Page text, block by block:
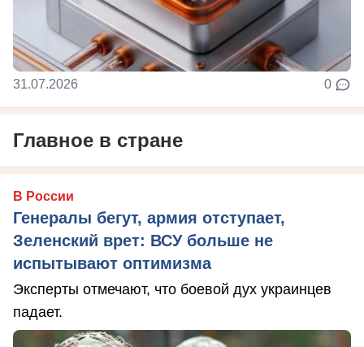
31.07.2026 0
Главное в стране
В России
Генералы бегут, армия отступает,
Зеленский врет: ВСУ больше не
испытывают оптимизма
Эксперты отмечают, что боевой дух украинцев
падает.